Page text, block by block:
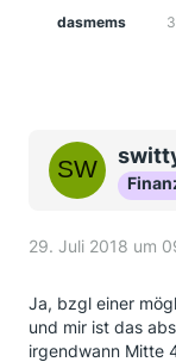
dasmems
29. Juli 2018 um
Ja, bzgl einer
und mir ist das
irgendwann Mitte